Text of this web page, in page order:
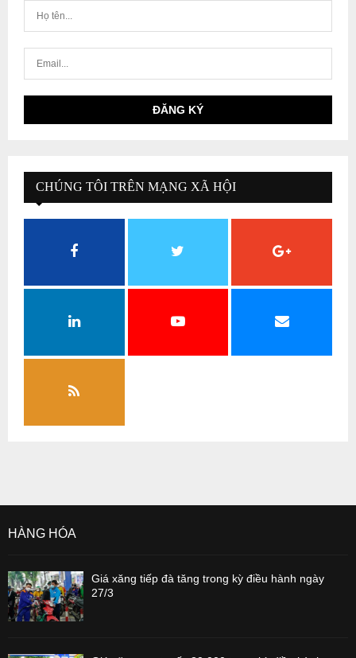
CHÚNG TÔI TRÊN MẠNG XÃ HỘI
HÀNG HÓA
Giá xăng tiếp đà tăng trong kỳ điều hành ngày
27/3